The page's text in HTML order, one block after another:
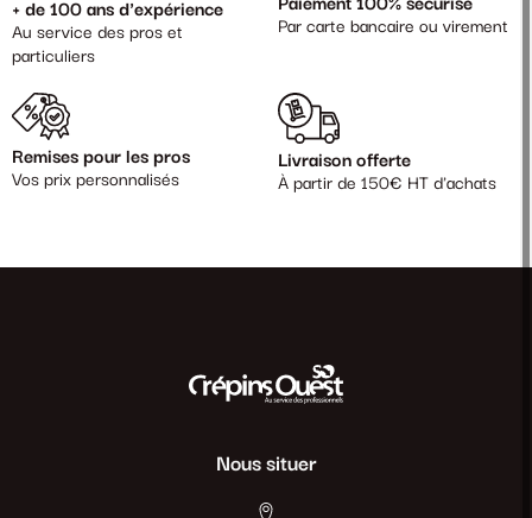
+ de 100 ans d'expérience
Au service des pros et
particuliers
Paiement 100% sécurisé
Par carte bancaire ou virement
Remises pour les pros
Vos prix personnalisés
Livraison offerte
À partir de 150€ HT d'achats
Nous situer